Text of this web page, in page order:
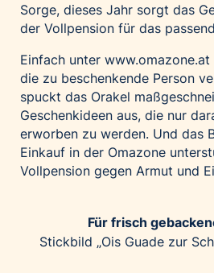
IT:U
JP Immobilien
JYSK
Kroatische Zentrale für Tourismus
List Holding Gruppe
Marble House
Mediaplus
Microsoft
Muse Electronics
Sorge, dieses Jahr sorgt das
der Vollpension für das
Einfach unter www.omazone.at
die zu beschenkende Person
spuckt das Orakel
Geschenkideen aus, die nur
erworben zu werden. Und das
Einkauf in der Omazone
Vollpension gegen Armut und
Für frisch
Stickbild „Ois Guade zur